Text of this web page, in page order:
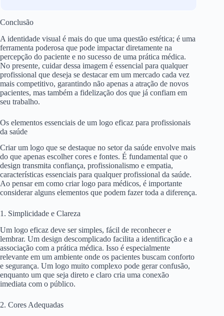
Conclusão
A identidade visual é mais do que uma questão estética; é uma
ferramenta poderosa que pode impactar diretamente na
percepção do paciente e no sucesso de uma prática médica.
No presente, cuidar dessa imagem é essencial para qualquer
profissional que deseja se destacar em um mercado cada vez
mais competitivo, garantindo não apenas a atração de novos
pacientes, mas também a fidelização dos que já confiam em
seu trabalho.
Os elementos essenciais de um logo eficaz para profissionais
da saúde
Criar um logo que se destaque no setor da saúde envolve mais
do que apenas escolher cores e fontes. É fundamental que o
design transmita confiança, profissionalismo e empatia,
características essenciais para qualquer profissional da saúde.
Ao pensar em como criar logo para médicos, é importante
considerar alguns elementos que podem fazer toda a diferença.
1. Simplicidade e Clareza
Um logo eficaz deve ser simples, fácil de reconhecer e
lembrar. Um design descomplicado facilita a identificação e a
associação com a prática médica. Isso é especialmente
relevante em um ambiente onde os pacientes buscam conforto
e segurança. Um logo muito complexo pode gerar confusão,
enquanto um que seja direto e claro cria uma conexão
imediata com o público.
2. Cores Adequadas